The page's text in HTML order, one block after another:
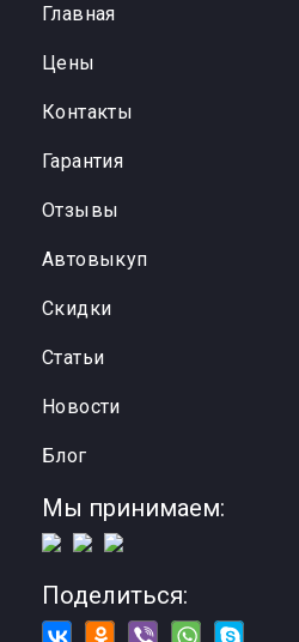
Главная
Цены
Контакты
Гарантия
Отзывы
Автовыкуп
Cкидки
Статьи
Новости
Блог
Мы принимаем:
Поделиться: